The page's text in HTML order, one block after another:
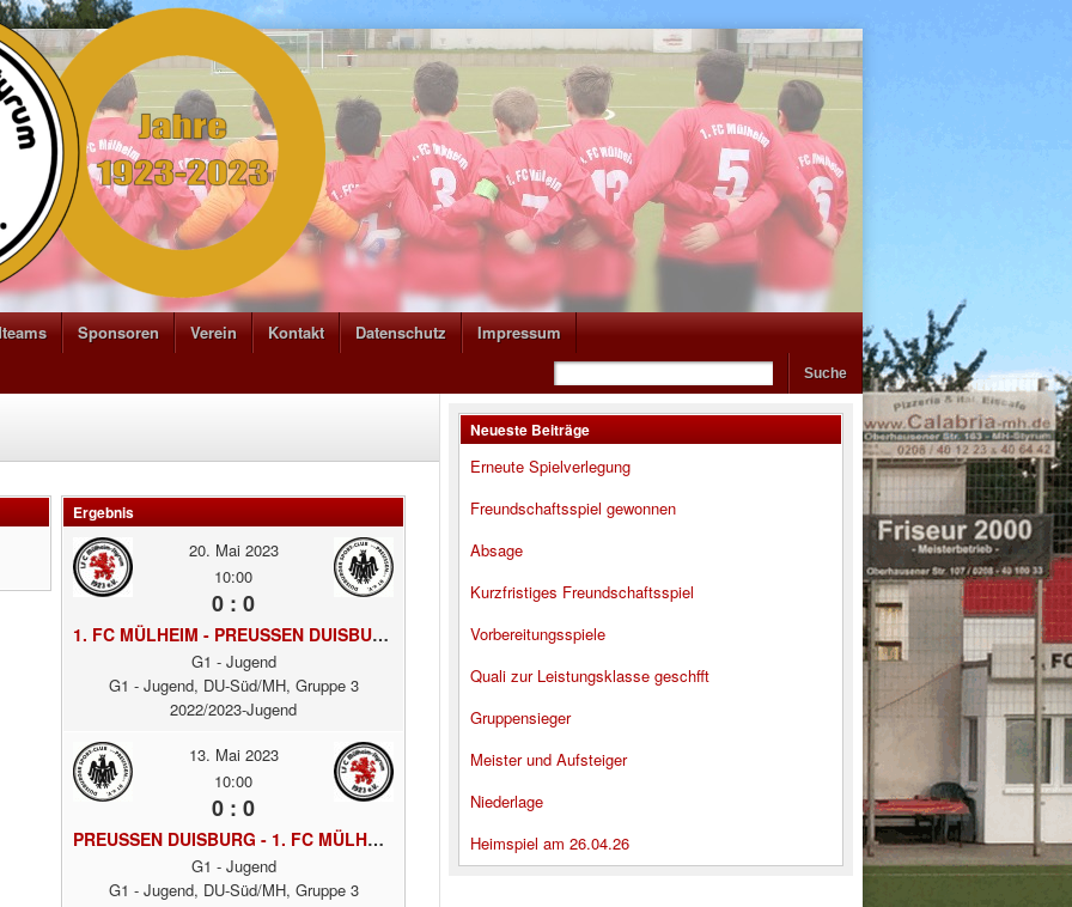
Sponsoren Verein Kontakt Datenschutz Impressum
Ergebnis
20. Mai 2023
10:00
0 : 0
1. FC MÜLHEIM - PREUSSEN DUISBURG
G1 - Jugend
G1 - Jugend, DU-Süd/MH, Gruppe 3
2022/2023-Jugend
13. Mai 2023
10:00
0 : 0
PREUSSEN DUISBURG - 1. FC MÜLHEIM
G1 - Jugend
G1 - Jugend, DU-Süd/MH, Gruppe 3
Neueste Beiträge
Erneute Spielverlegung
Freundschaftsspiel gewonnen
Absage
Kurzfristiges Freundschaftsspiel
Vorbereitungsspiele
Quali zur Leistungsklasse geschfft
Gruppensieger
Meister und Aufsteiger
Niederlage
Heimspiel am 26.04.26